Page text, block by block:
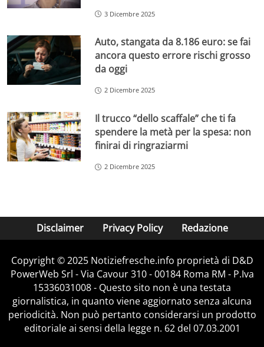
3 Dicembre 2025
Auto, stangata da 8.186 euro: se fai
ancora questo errore rischi grosso
da oggi
2 Dicembre 2025
Il trucco “dello scaffale” che ti fa
spendere la metà per la spesa: non
finirai di ringraziarmi
2 Dicembre 2025
Disclaimer Privacy Policy Redazione
Copyright © 2025 Notiziefresche.info proprietà di D&D
PowerWeb Srl - Via Cavour 310 - 00184 Roma RM - P.Iva
15336031008 - Questo sito non è una testata
giornalistica, in quanto viene aggiornato senza alcuna
periodicità. Non può pertanto considerarsi un prodotto
editoriale ai sensi della legge n. 62 del 07.03.2001